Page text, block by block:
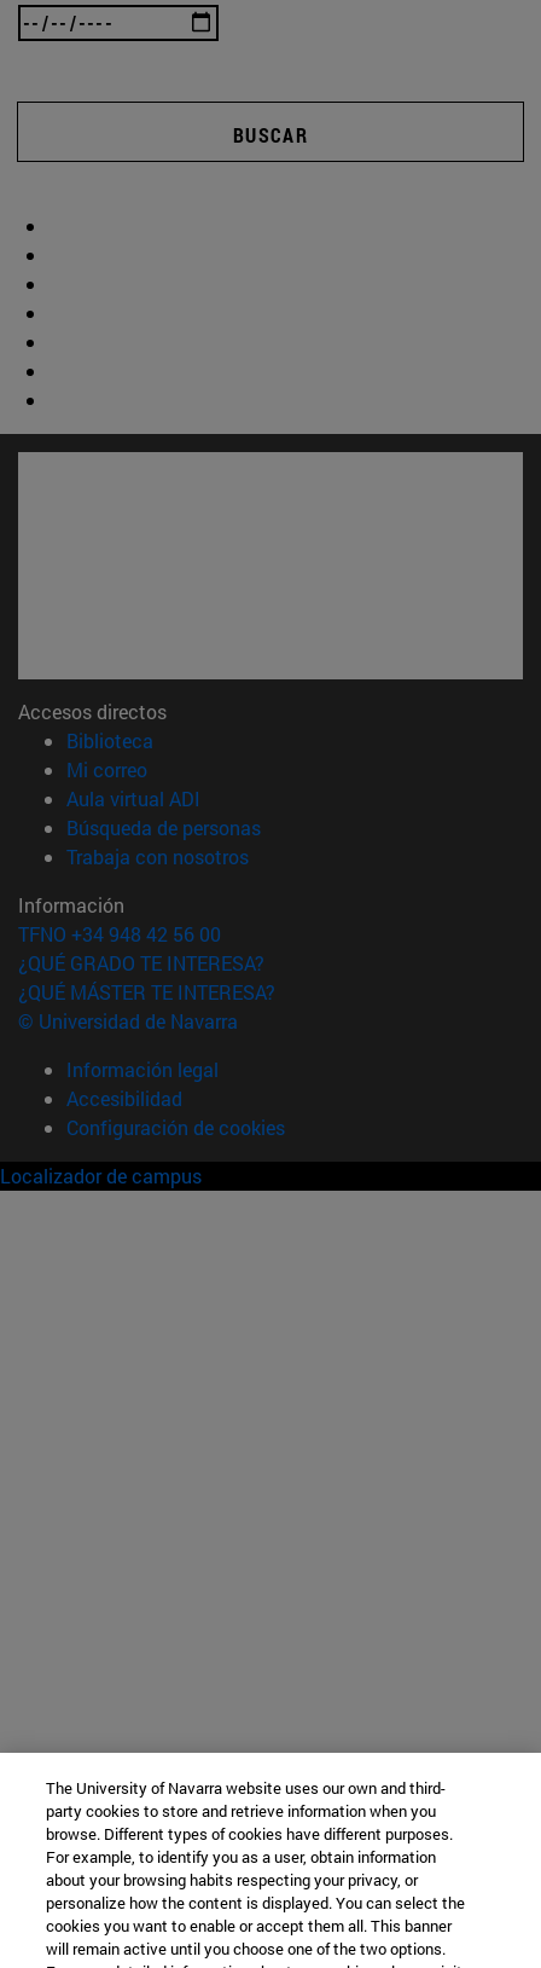
BUSCAR
Accesos directos
Biblioteca
Mi correo(abre en nueva ventana)
Aula virtual ADI
Búsqueda de personas(abre en nueva ventana)
Trabaja con nosotros(abre en nueva ventana)
Información
TFNO +34 948 42 56 00
¿QUÉ GRADO TE INTERESA?
¿QUÉ MÁSTER TE INTERESA?
© Universidad de Navarra
Información legal
Accesibilidad
Configuración de cookies
Localizador de campus
The University of Navarra website uses our own and third-
party cookies to store and retrieve information when you
browse. Different types of cookies have different purposes.
For example, to identify you as a user, obtain information
about your browsing habits respecting your privacy, or
personalize how the content is displayed. You can select the
cookies you want to enable or accept them all. This banner
will remain active until you choose one of the two options.